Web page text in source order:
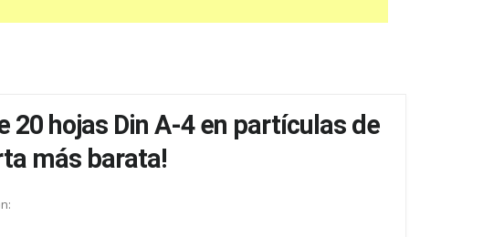
hojas Din A-4 en partículas de
más barata!